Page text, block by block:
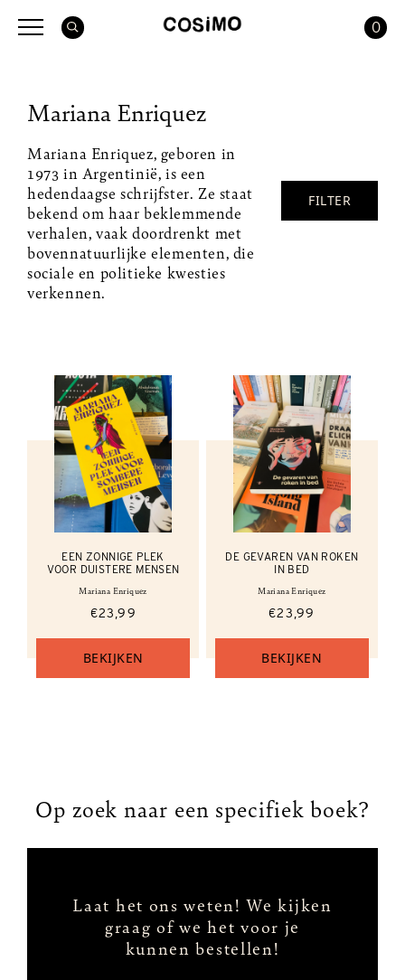
0
Mariana Enriquez
Mariana Enriquez, geboren in
1973 in Argentinië, is een
hedendaagse schrijfster. Ze staat
bekend om haar beklemmende
verhalen, vaak doordrenkt met
bovennatuurlijke elementen, die
sociale en politieke kwesties
verkennen.
FILTER
EEN ZONNIGE PLEK
VOOR DUISTERE MENSEN
Mariana Enriquez
€23,99
BEKIJKEN
DE GEVAREN VAN ROKEN
IN BED
Mariana Enriquez
€23,99
BEKIJKEN
Op zoek naar een specifiek boek?
Laat het ons weten! We kijken
graag of we het voor je
kunnen bestellen!